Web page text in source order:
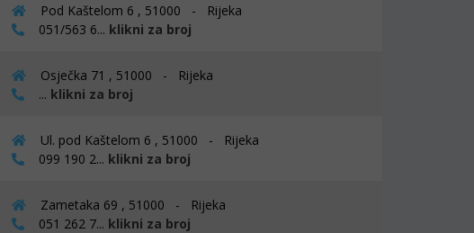
Pod Kaštelom 6 , 51000 - Rijeka
051/563 6... klikni za broj
Osječka 71 , 51000 - Rijeka
... klikni za broj
Ul. pod Kaštelom 6 , 51000 - Rijeka
099 190 2... klikni za broj
Zametaka 69 , 51000 - Rijeka
051 262 7... klikni za broj